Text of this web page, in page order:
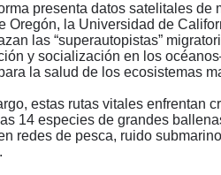
presenta datos satelitales
Oregón, la Universidad de
las “superautopistas”
y socialización en los
la salud de los ecosistemas
estas rutas vitales enfrentan
14 especies de grandes
redes de pesca, ruido